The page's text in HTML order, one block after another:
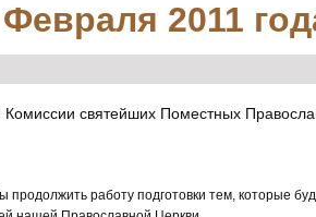
2011
святейших Поместных
продолжить работу подготовки тем, которые